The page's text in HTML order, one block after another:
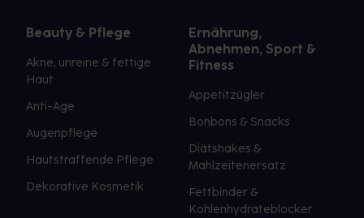
Beauty & Pflege
Akne, unreine & fettige
Haut
Anti-Age
Augenpflege
Hautstraffende Pflege
Dekorative Kosmetik
Ernährung,
Abnehmen, Sport &
Fitness
Appetitzügler
Bonbons & Snacks
Diätshakes &
Mahlzeitenersatz
Fettbinder &
Kohlenhydrateblocker